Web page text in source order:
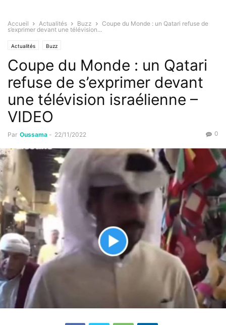
Accueil Actualités Buzz
Coupe du Monde : un Qatari refuse de
s’exprimer devant une télévision...
Actualités Buzz
Coupe du Monde : un Qatari
refuse de s’exprimer devant
une télévision israélienne –
VIDEO
Par Oussama - 22/11/2022 0